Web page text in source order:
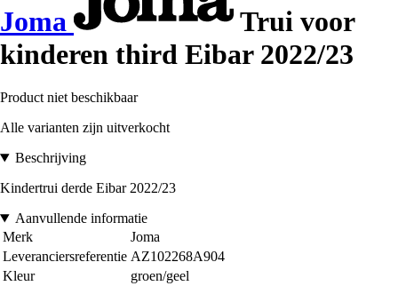
Joma
Trui voor
kinderen third Eibar 2022/23
Product niet beschikbaar
Alle varianten zijn uitverkocht
Beschrijving
Kindertrui derde Eibar 2022/23
Aanvullende informatie
Merk
Joma
Leveranciersreferentie AZ102268A904
Kleur
groen/geel